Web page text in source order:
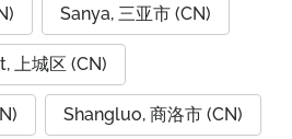
Sanya, 三亚市 (CN)
上城区 (CN)
Shangluo, 商洛市 (CN)